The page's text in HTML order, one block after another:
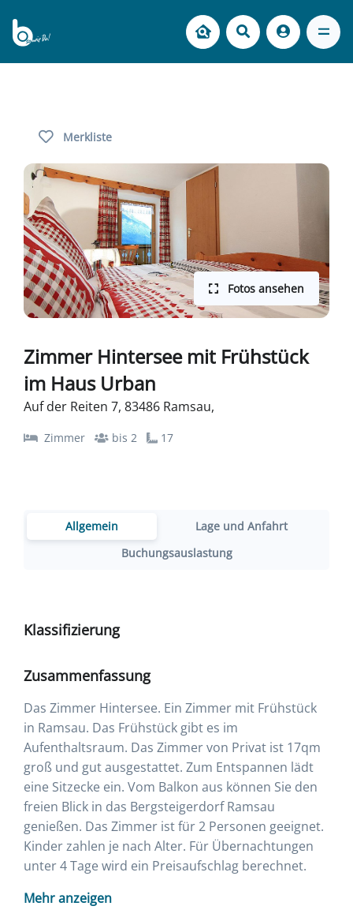
Merkliste
Fotos ansehen
Zimmer Hintersee mit Frühstück
im Haus Urban
Auf der Reiten 7, 83486 Ramsau,
Zimmer bis 2 17
Allgemein
Lage und Anfahrt
Buchungsauslastung
Klassifizierung
Zusammenfassung
Das Zimmer Hintersee. Ein Zimmer mit Frühstück
in Ramsau. Das Frühstück gibt es im
Aufenthaltsraum. Das Zimmer von Privat ist 17qm
groß und gut ausgestattet. Zum Entspannen lädt
eine Sitzecke ein. Vom Balkon aus können Sie den
freien Blick in das Bergsteigerdorf Ramsau
genießen. Das Zimmer ist für 2 Personen geeignet.
Kinder zahlen je nach Alter. Für Übernachtungen
unter 4 Tage wird ein Preisaufschlag berechnet.
Mehr anzeigen